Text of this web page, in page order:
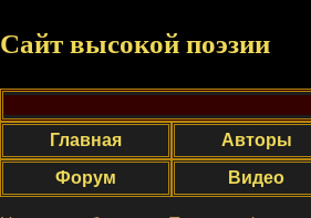
Сайт высокой поэзии
Главная
Авторы
Форум
Видео